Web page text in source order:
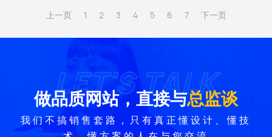
上一页 1 2 3 4 5 6 7 下一页
LET'S TALK
LET'S TALK
做品质网站，直接与总监谈
我们不搞销售套路，只有真正懂设计、懂技